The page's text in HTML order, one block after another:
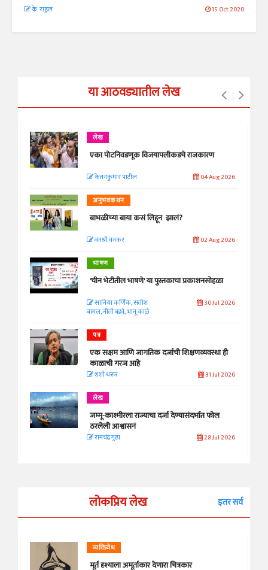
के. राहुल 15 Oct 2020
या आठवड्यातील लेख
लेख
एका पोटनिवडणूक विजयापलीकडचे राजकारण
केतनकुमार पाटील 04 Aug 2026
अनुभवकथन
बाभळीच्या बाया कसं लिहून झालं?
वनश्री वनकर 02 Aug 2026
भाषण
'चीन भेटीतील भाषणे' या पुस्तकाचा प्रकाशनसोहळा
सानिया कर्णिक, सतीश
बागल, नीती बडवे, भानू काळे
30 Jul 2026
पत्र
एक सक्षम आणि जागतिक दर्जाची शिक्षणव्यवस्था ही
काळाची गरज आहे
शशी थरूर 31 Jul 2026
लेख
जम्मू-काश्मीरला राज्याचा दर्जा देण्यासंदर्भात फोल
ठरलेली आश्वासनं
रामचंद्र गुहा 28 Jul 2026
लोकप्रिय लेख इतर सर्व
व्यक्तिवेध
मूर्त दृश्याला अमूर्ताकार देणारा चित्रकार